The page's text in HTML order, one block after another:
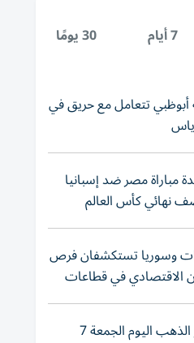
7 أيام 30 يومًا
تتعامل مع حريق في
مباراة مصر ضد إسبانيا
نهائي كأس العالم
2026
وسوريا تستكشفان فرص
الاقتصادي في قطاعات
أسعار الذهب اليوم الجمعة 7